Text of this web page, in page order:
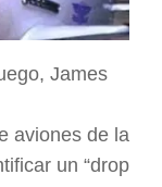
James
aviones de la
un “drop